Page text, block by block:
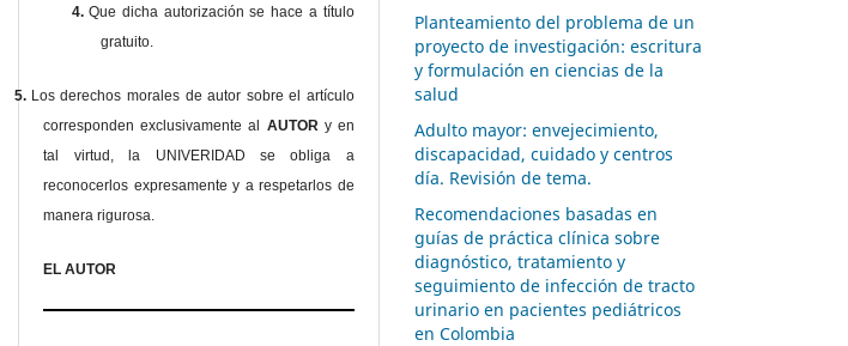
4. Que dicha autorización se hace a título
gratuito.
5. Los derechos morales de autor sobre el artículo
corresponden exclusivamente al AUTOR y en
tal virtud, la UNIVERIDAD se obliga a
reconocerlos expresamente y a respetarlos de
manera rigurosa.
EL AUTOR
Planteamiento del problema de un
proyecto de investigación: escritura
y formulación en ciencias de la
salud
Adulto mayor: envejecimiento,
discapacidad, cuidado y centros
día. Revisión de tema.
Recomendaciones basadas en
guías de práctica clínica sobre
diagnóstico, tratamiento y
seguimiento de infección de tracto
urinario en pacientes pediátricos
en Colombia